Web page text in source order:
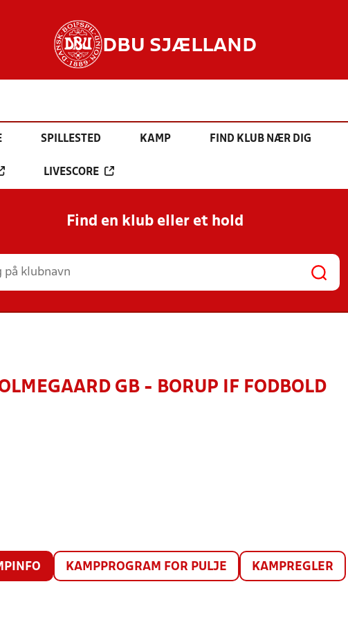
DBU SJÆLLAND
SPILLESTED KAMP FIND KLUB NÆR DIG
LIVESCORE
Find en klub eller et hold
GB - BORUP IF FODBOLD
KAMPPROGRAM FOR PULJE KAMPREGLER